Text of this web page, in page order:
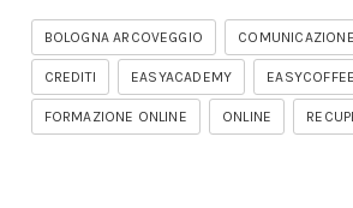
BOLOGNA ARCOVEGGIO COMUNICAZIONE
CREDITI EASYACADEMY EASYCOFFEE
FORMAZIONE ONLINE ONLINE